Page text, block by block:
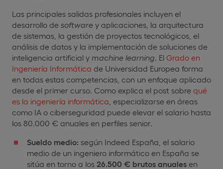
Las principales salidas profesionales incluyen el
desarrollo de software y aplicaciones, la arquitectura
de sistemas, la gestión de proyectos tecnológicos, el
análisis de datos y la implementación de soluciones de
inteligencia artificial y machine learning . El Grado en
Ingeniería Informática de Universidad Europea forma
en todas estas competencias, con un enfoque aplicado
desde el primer curso. Como explica el post sobre qué
es la ingeniería informática , especializarse en áreas
como IA o ciberseguridad puede elevar el salario hasta
los 80.000 € anuales en perfiles senior.
Sueldo medio: según Indeed España, el salario
medio de un ingeniero informático en España se
sitúa en torno a los 26.500 € brutos anuales en